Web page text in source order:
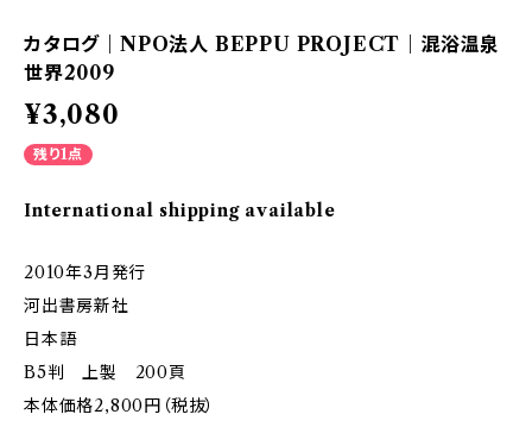
カタログ｜NPO法人 BEPPU PROJECT｜混浴温泉
世界2009
¥3,080
残り1点
International shipping available
2010年3月発行
河出書房新社
日本語
B5判 上製 200頁
本体価格2,800円（税抜）